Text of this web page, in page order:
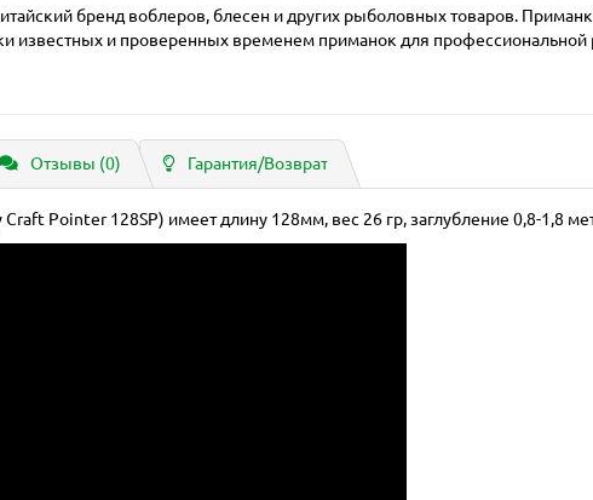
бренд воблеров, блесен и других рыболовных товаров.
известных и проверенных временем приманок для
Отзывы (0) Гарантия/Возврат
Craft Pointer 128SP) имеет длину 128мм, вес 26 гр, заглубление 0,8-1,8